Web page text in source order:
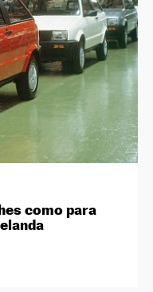
como para